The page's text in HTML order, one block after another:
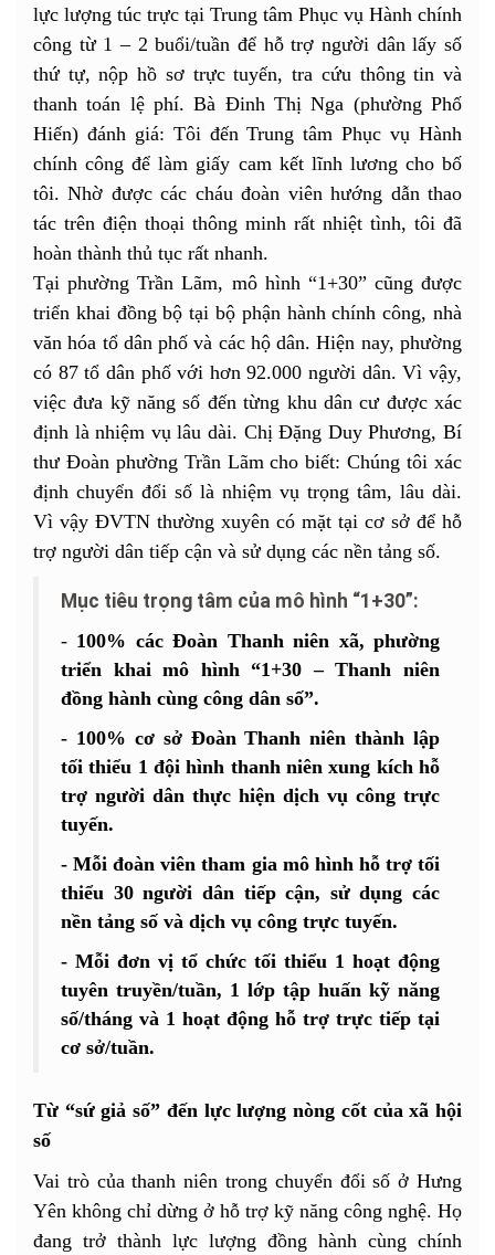
lực lượng túc trực tại Trung tâm Phục vụ Hành chính
công từ 1 – 2 buổi/tuần để hỗ trợ người dân lấy số
thứ tự, nộp hồ sơ trực tuyến, tra cứu thông tin và
thanh toán lệ phí. Bà Đinh Thị Nga (phường Phố
Hiến) đánh giá: Tôi đến Trung tâm Phục vụ Hành
chính công để làm giấy cam kết lĩnh lương cho bố
tôi. Nhờ được các cháu đoàn viên hướng dẫn thao
tác trên điện thoại thông minh rất nhiệt tình, tôi đã
hoàn thành thủ tục rất nhanh.
Tại phường Trần Lãm, mô hình “1+30” cũng được
triển khai đồng bộ tại bộ phận hành chính công, nhà
văn hóa tổ dân phố và các hộ dân. Hiện nay, phường
có 87 tổ dân phố với hơn 92.000 người dân. Vì vậy,
việc đưa kỹ năng số đến từng khu dân cư được xác
định là nhiệm vụ lâu dài. Chị Đặng Duy Phương, Bí
thư Đoàn phường Trần Lãm cho biết: Chúng tôi xác
định chuyển đổi số là nhiệm vụ trọng tâm, lâu dài.
Vì vậy ĐVTN thường xuyên có mặt tại cơ sở để hỗ
trợ người dân tiếp cận và sử dụng các nền tảng số.
Mục tiêu trọng tâm của mô hình “1+30”:
- 100% các Đoàn Thanh niên xã, phường
triển khai mô hình “1+30 – Thanh niên
đồng hành cùng công dân số”.
- 100% cơ sở Đoàn Thanh niên thành lập
tối thiểu 1 đội hình thanh niên xung kích hỗ
trợ người dân thực hiện dịch vụ công trực
tuyến.
- Mỗi đoàn viên tham gia mô hình hỗ trợ tối
thiểu 30 người dân tiếp cận, sử dụng các
nền tảng số và dịch vụ công trực tuyến.
- Mỗi đơn vị tổ chức tối thiểu 1 hoạt động
tuyên truyền/tuần, 1 lớp tập huấn kỹ năng
số/tháng và 1 hoạt động hỗ trợ trực tiếp tại
cơ sở/tuần.
Từ “sứ giả số” đến lực lượng nòng cốt của xã hội
số
Vai trò của thanh niên trong chuyển đổi số ở Hưng
Yên không chỉ dừng ở hỗ trợ kỹ năng công nghệ. Họ
đang trở thành lực lượng đồng hành cùng chính